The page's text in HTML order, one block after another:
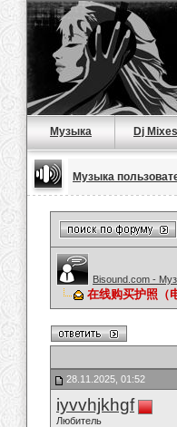
Музыка Dj Mixes
Музыка
Bisound.com -
在线购买护照（
28.11.2025, 01:52
iyvvhjkhgf
Любитель